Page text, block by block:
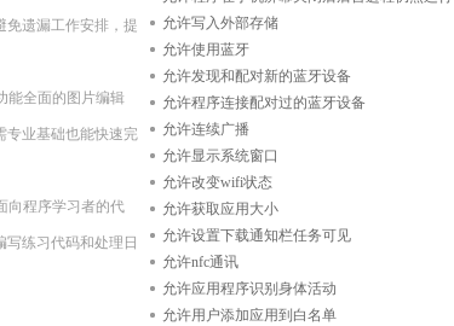
免遗漏工作安排，提
能全面的图片编辑
专业基础也能快速完
向程序学习者的代
练习代码和处理日
允许写入外部存储
允许使用蓝牙
允许发现和配对新的蓝牙设备
允许程序连接配对过的蓝牙设备
允许连续广播
允许显示系统窗口
允许改变wifi状态
允许获取应用大小
允许设置下载通知栏任务可见
允许nfc通讯
允许应用程序识别身体活动
允许用户添加应用到白名单